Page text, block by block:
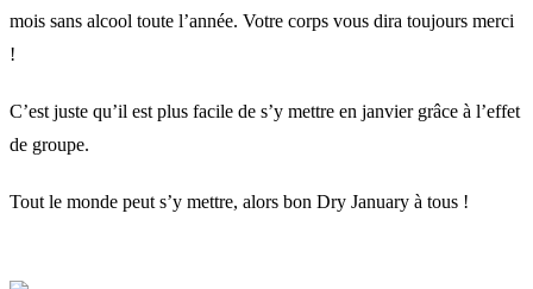
mois sans alcool toute l’année. Votre corps vous dira toujours merci
!
C’est juste qu’il est plus facile de s’y mettre en janvier grâce à l’effet
de groupe.
Tout le monde peut s’y mettre, alors bon Dry January à tous !